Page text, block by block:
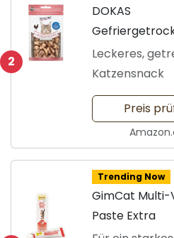
2
DOKAS
Hühnerherzen
Leckeres,
Katzensnack
Preis
Trending Now
GimCat Multi-
Paste Extra